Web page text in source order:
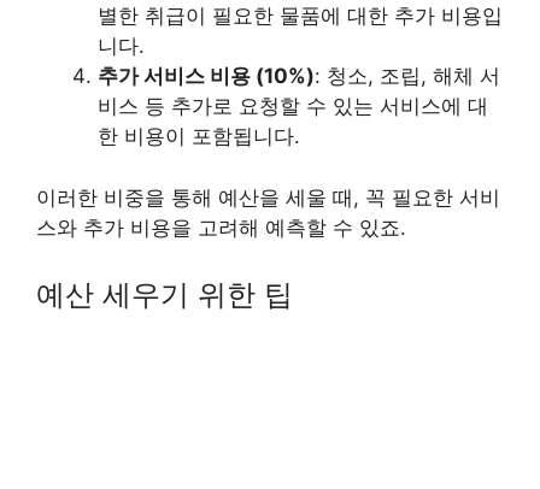
별한 취급이 필요한 물품에 대한 추가 비용입
니다.
추가 서비스 비용 (10%): 청소, 조립, 해체 서
비스 등 추가로 요청할 수 있는 서비스에 대
한 비용이 포함됩니다.
이러한 비중을 통해 예산을 세울 때, 꼭 필요한 서비
스와 추가 비용을 고려해 예측할 수 있죠.
예산 세우기 위한 팁